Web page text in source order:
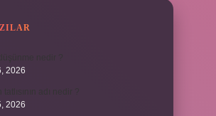
2026
2026